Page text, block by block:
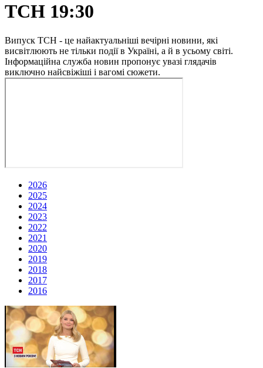
ТСН 19:30
Випуск ТСН - це найактуальніші вечірні новини, які
висвітлюють не тільки події в Україні, а й в усьому світі.
Інформаційна служба новин пропонує увазі глядачів
виключно найсвіжіші і вагомі сюжети.
2026
2025
2024
2023
2022
2021
2020
2019
2018
2017
2016